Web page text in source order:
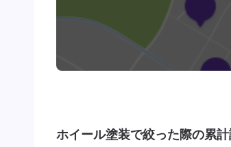
ホイール塗装で絞った際の累